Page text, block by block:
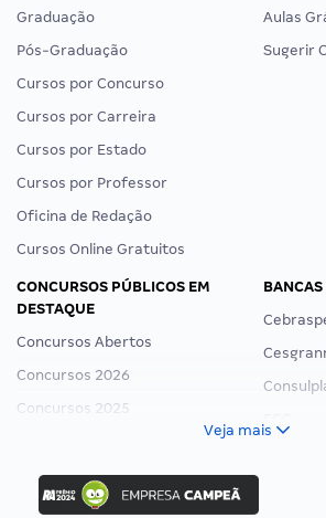
Graduação
Pós-Graduação
Cursos por Concurso
Cursos por Carreira
Cursos por Estado
Cursos por Professor
Oficina de Redação
Cursos Online Gratuitos
Aulas
Sugerir
CONCURSOS PÚBLICOS EM
DESTAQUE
Concursos Abertos
Concursos 2026
Concursos 2025
Concurso Ibama
Concurso MPU
BANCAS
Veja mais